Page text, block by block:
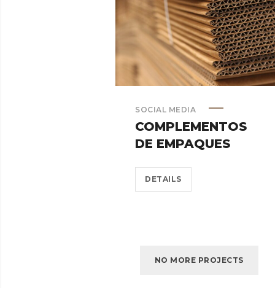
SOCIAL MEDIA
COMPLEMENTOS
DE EMPAQUES
DETAILS
NO MORE PROJECTS